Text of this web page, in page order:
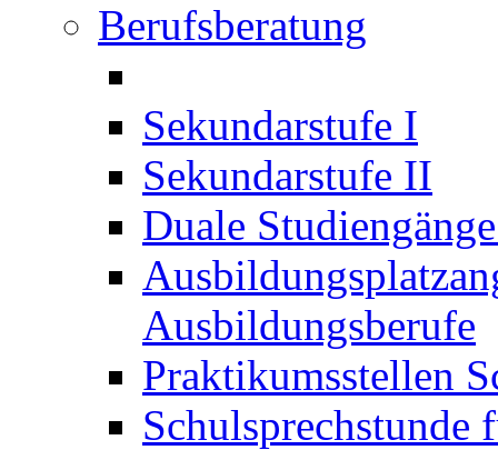
Berufsberatung
Sekundarstufe I
Sekundarstufe II
Duale
Ausbildungsberufe
Praktikumsstellen
Schulsprechstunde